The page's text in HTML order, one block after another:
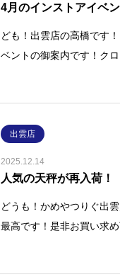
4月のインストアイベ
ども！出雲店の高橋です
ベントの御案内です！ク
出雲店
2025.12.14
人気の天秤が再入荷！
どうも！かめやつりぐ出
最高です！是非お買い求